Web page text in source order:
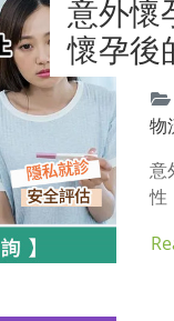
意外懷
懷孕後
物
意
性